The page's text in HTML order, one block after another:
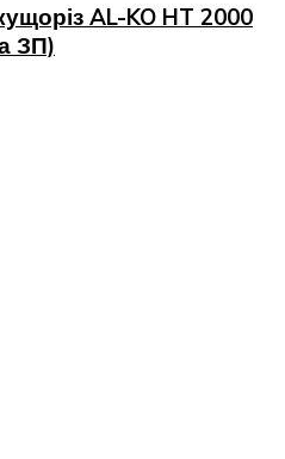
AL-KO HT 2000
ЗП)